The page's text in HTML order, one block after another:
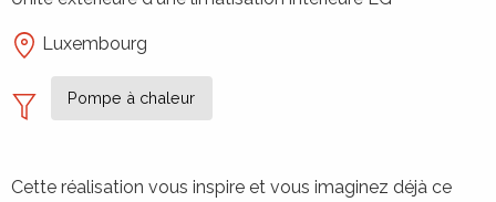
Luxembourg
Pompe à chaleur
Cette réalisation vous inspire et vous imaginez déjà ce